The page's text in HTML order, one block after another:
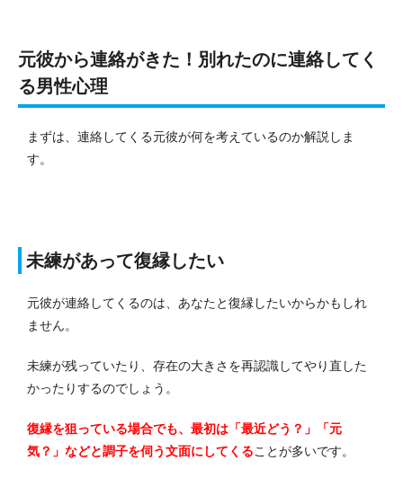
元彼から連絡がきた！別れたのに連絡してく
る男性心理
まずは、連絡してくる元彼が何を考えているのか解説しま
す。
未練があって復縁したい
元彼が連絡してくるのは、あなたと復縁したいからかもしれ
ません。
未練が残っていたり、存在の大きさを再認識してやり直した
かったりするのでしょう。
復縁を狙っている場合でも、最初は「最近どう？」「元
気？」などと調子を伺う文面にしてくることが多いです。